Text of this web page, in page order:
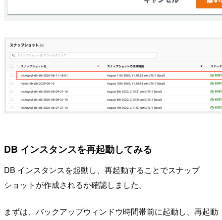
DB インスタンスを再起動してみる
DB インスタンスを起動し、再起動することでスナップ
ショットが作成されるか確認しました。
まずは、バックアップウィンドウ時間帯前に起動し、再起動